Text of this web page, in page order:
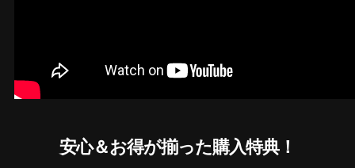
安心＆お得が揃った購入特典！